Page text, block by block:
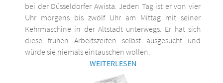
bei der Düsseldorfer Awista. Jeden Tag ist er von vier
Uhr morgens bis zwölf Uhr am Mittag mit seiner
Kehrmaschine in der Altstadt unterwegs. Er hat sich
diese frühen Arbeitszeiten selbst ausgesucht und
würde sie niemals eintauschen wollen.
WEITERLESEN